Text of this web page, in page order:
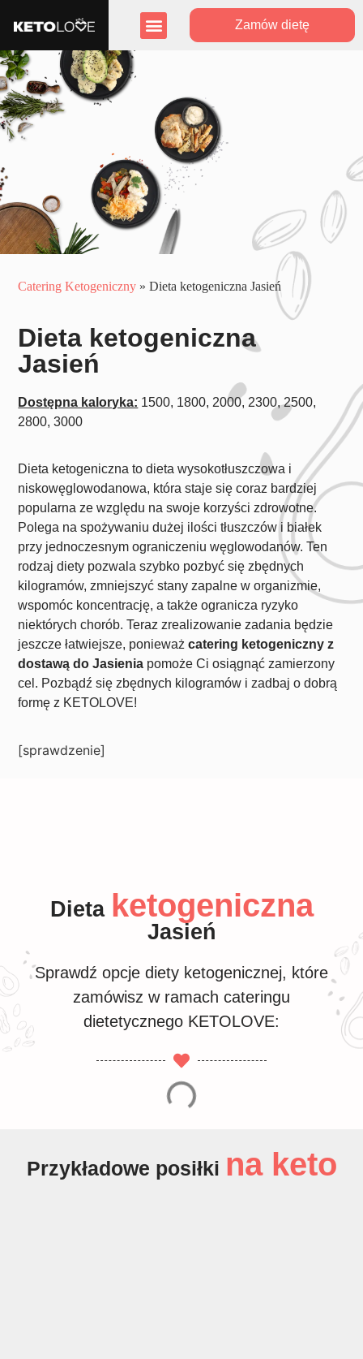
Zamów dietę
Catering Ketogeniczny »Dieta ketogeniczna Jasień
Dieta ketogeniczna
Jasień
Dostępna kaloryka: 1500, 1800, 2000, 2300, 2500,
2800, 3000
Dieta ketogeniczna to dieta wysokotłuszczowa i
niskowęglowodanowa, która staje się coraz bardziej
popularna ze względu na swoje korzyści zdrowotne.
Polega na spożywaniu dużej ilości tłuszczów i białek
przy jednoczesnym ograniczeniu węglowodanów. Ten
rodzaj diety pozwala szybko pozbyć się zbędnych
kilogramów, zmniejszyć stany zapalne w organizmie,
wspomóc koncentrację, a także ogranicza ryzyko
niektórych chorób. Teraz zrealizowanie zadania będzie
jeszcze łatwiejsze, ponieważcatering ketogeniczny z
dostawą do Jasienia pomoże Ci osiągnąć zamierzony
cel. Pozbądź się zbędnych kilogramów i zadbaj o dobrą
formę z KETOLOVE!
[sprawdzenie]
Dieta ketogeniczna
Jasień
Sprawdź opcje diety ketogenicznej, które
zamówisz w ramach cateringu
dietetycznego KETOLOVE:
Przykładowe posiłki na keto